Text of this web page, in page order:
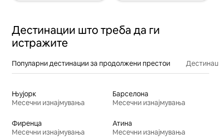
Дестинации што треба да ги
истражите
Популарни дестинации за продолжени престои
Њујорк
Месечни изнајмувања
Барселона
Месечни изнајмувања
Фиренца
Месечни изнајмувања
Атина
Месечни изнајмувања